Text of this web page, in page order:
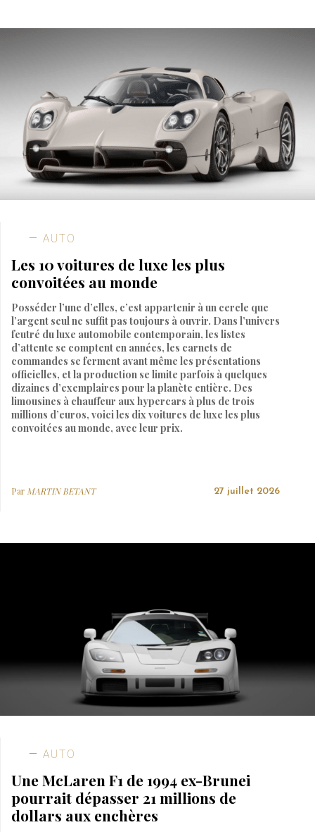
AUTO
Les 10 voitures de luxe les plus
convoitées au monde
Posséder l’une d’elles, c’est appartenir à un cercle que
l’argent seul ne suffit pas toujours à ouvrir. Dans l’univers
feutré du luxe automobile contemporain, les listes
d’attente se comptent en années, les carnets de
commandes se ferment avant même les présentations
officielles, et la production se limite parfois à quelques
dizaines d’exemplaires pour la planète entière. Des
limousines à chauffeur aux hypercars à plus de trois
millions d’euros, voici les dix voitures de luxe les plus
convoitées au monde, avec leur prix.
ParMARTIN BETANT 27 juillet 2026
AUTO
Une McLaren F1 de 1994 ex-Brunei
pourrait dépasser 21 millions de
dollars aux enchères